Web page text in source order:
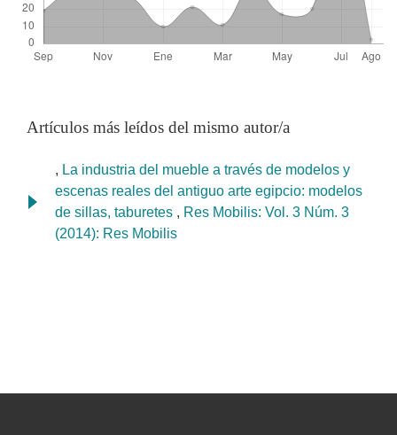
Artículos más leídos del mismo autor/a
, La industria del mueble a través de modelos y
escenas reales del antiguo arte egipcio: modelos
de sillas, taburetes , Res Mobilis: Vol. 3 Núm. 3
(2014): Res Mobilis